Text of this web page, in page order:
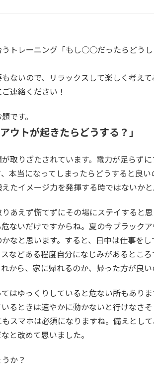
うトレーニング「もし○○だったらどう
ないので、リラックスして楽しく考え
連絡ください！
です。
ウトが起きたらどうする？」
取りざたされています。電力が足らず
本当になってしまったらどうすると良い
たイメージ力を発揮する時ではないかと
あえず慌てずにその場にステイすると
ないだけですからね。夏の今ブラック
なと思います。すると、日中は仕事を
などある程度自分になじみがあるとこ
から、家に帰れるのか、帰った方が良い
はゆっくりしていると危ない所もあり
るときは速やかに動かないと行けなさ
スマホは必須になりますね。備えとし
と改めて思いました。
か？